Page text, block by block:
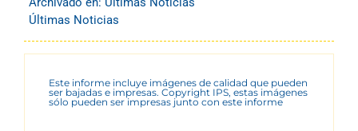
Últimas Noticias
Este informe incluye imágenes de calidad que pueden
ser bajadas e impresas. Copyright IPS, estas imágenes
sólo pueden ser impresas junto con este informe